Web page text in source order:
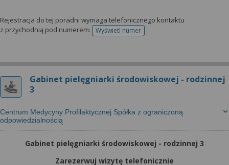
Rejestracja do tej poradni wymaga telefonicznego kontaktu
z przychodnią pod numerem:
Wyświetl numertelefonu do rejestracji
Gabinet pielęgniarki środowiskowej - rodzinnej
3
Centrum Medycyny Profilaktycznej Spółka z ograniczoną
odpowiedzialnością
Gabinet pielęgniarki środowiskowej - rodzinnej 3
Zarezerwuj wizytę telefonicznie